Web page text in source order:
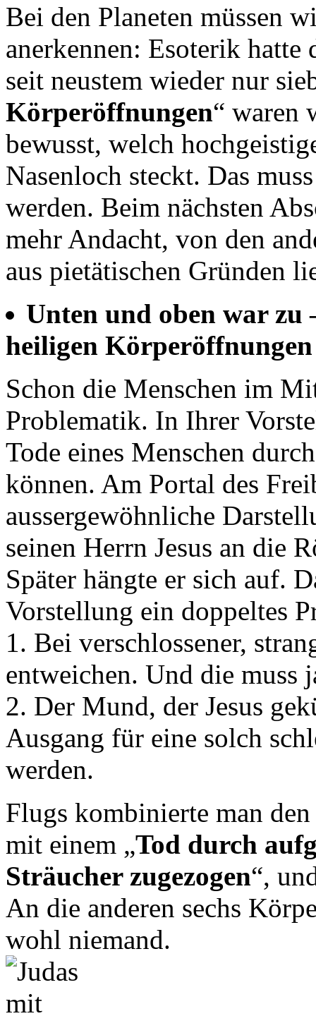
Bei den Planeten müssen
anerkennen: Esoterik
seit neustem wieder nur
Körperöffnungen“ waren
bewusst, welch
Nasenloch steckt. Das
werden. Beim nächsten
mehr Andacht, von den
aus pietätischen Gründen
Unten und oben war
heiligen Körperöffnungen
Schon die Menschen im
Problematik. In Ihrer
Tode eines Menschen
können. Am Portal des
aussergewöhnliche
seinen Herrn Jesus an die
Später hängte er sich auf.
Vorstellung ein doppeltes
1. Bei verschlossener,
entweichen. Und die muss
2. Der Mund, der Jesus
Ausgang für eine solch
werden.
Flugs kombinierte man den
mit einem „Tod durch
Sträucher zugezogen“,
An die anderen sechs
wohl niemand.